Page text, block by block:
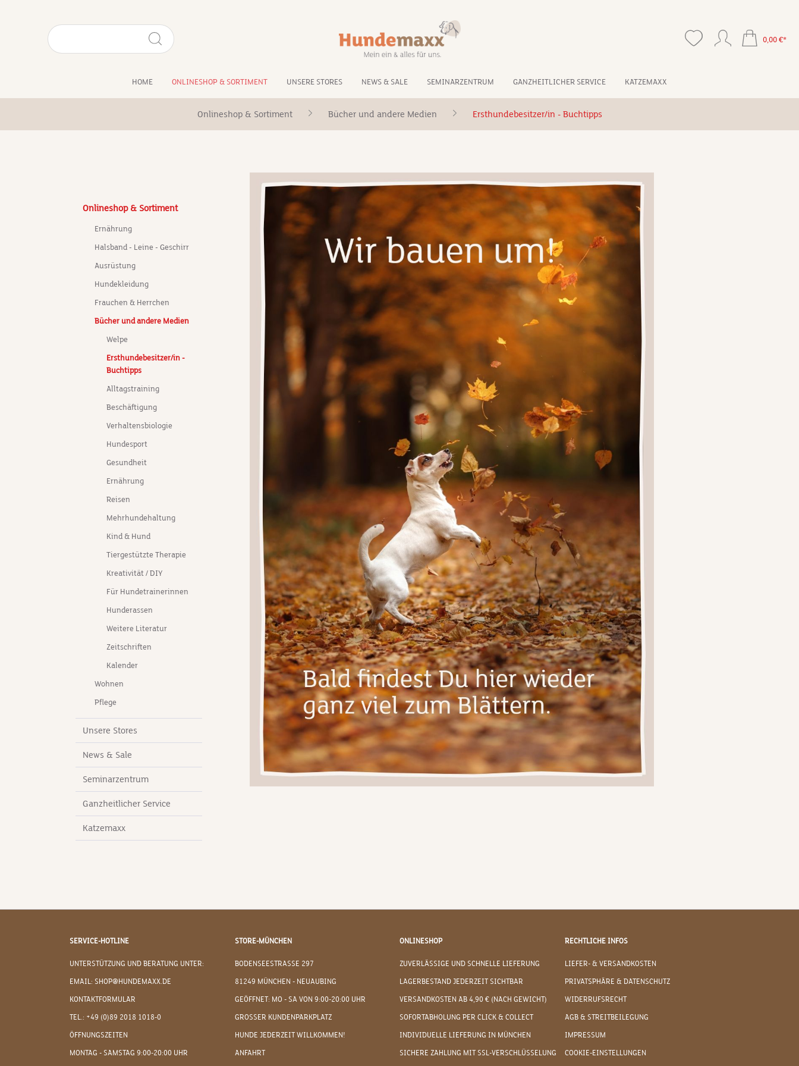
0,00 €*
HOME ONLINESHOP & SORTIMENT UNSERE STORES NEWS & SALE SEMINARZENTRUM GANZHEITLICHER SERVICE KATZEMAXX
Onlineshop & Sortiment Bücher und andere Medien Ersthundebesitzer/in - Buchtipps
Onlineshop & Sortiment
Ernährung
Halsband - Leine - Geschirr
Ausrüstung
Hundekleidung
Frauchen & Herrchen
Bücher und andere Medien
Welpe
Ersthundebesitzer/in -
Buchtipps
Alltagstraining
Beschäftigung
Verhaltensbiologie
Hundesport
Gesundheit
Ernährung
Reisen
Mehrhundehaltung
Kind & Hund
Tiergestützte Therapie
Kreativität / DIY
Für Hundetrainerinnen
Hunderassen
Weitere Literatur
Zeitschriften
Kalender
Wohnen
Pflege
Unsere Stores
News & Sale
Seminarzentrum
Ganzheitlicher Service
Katzemaxx
SERVICE-HOTLINE
UNTERSTÜTZUNG UND BERATUNG UNTER:
EMAIL: SHOP@HUNDEMAXX.DE
KONTAKTFORMULAR
TEL.: +49 (0)89 2018 1018-0
ÖFFNUNGSZEITEN
MONTAG - SAMSTAG 9:00-20:00 UHR
STORE-MÜNCHEN
BODENSEESTRASSE 297
81249 MÜNCHEN - NEUAUBING
GEÖFFNET: MO - SA VON 9:00-20:00 UHR
GROSSER KUNDENPARKPLATZ
HUNDE JEDERZEIT WILLKOMMEN!
ANFAHRT
ONLINESHOP
ZUVERLÄSSIGE UND SCHNELLE LIEFERUNG
LAGERBESTAND JEDERZEIT SICHTBAR
VERSANDKOSTEN AB 4,90 € (NACH GEWICHT)
SOFORTABHOLUNG PER CLICK & COLLECT
INDIVIDUELLE LIEFERUNG IN MÜNCHEN
SICHERE ZAHLUNG MIT SSL-VERSCHLÜSSELUNG
RECHTLICHE INFOS
LIEFER- & VERSANDKOSTEN
PRIVATSPHÄRE & DATENSCHUTZ
WIDERRUFSRECHT
AGB & STREITBEILEGUNG
IMPRESSUM
COOKIE-EINSTELLUNGEN